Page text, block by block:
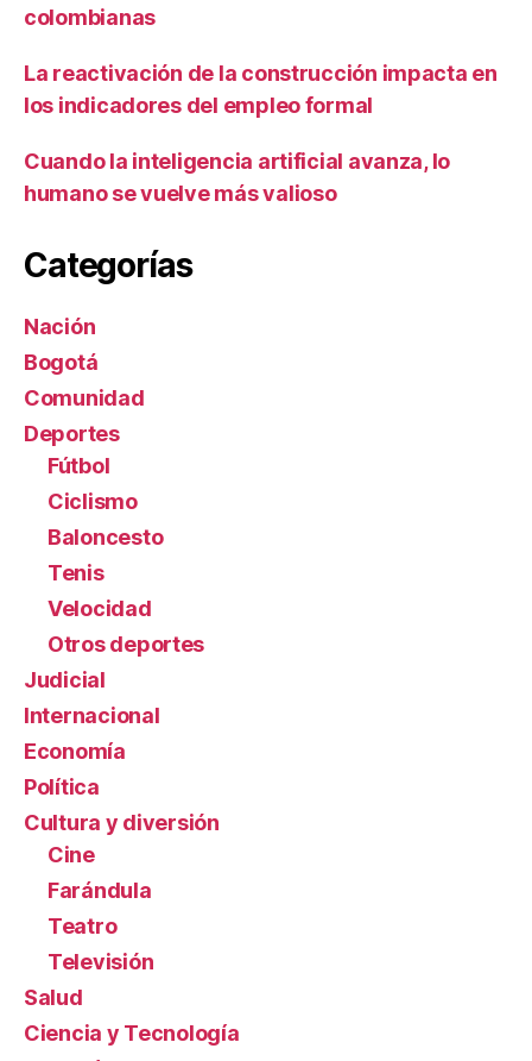
colombianas
La reactivación de la construcción impacta en
los indicadores del empleo formal
Cuando la inteligencia artificial avanza, lo
humano se vuelve más valioso
Categorías
Nación
Bogotá
Comunidad
Deportes
Fútbol
Ciclismo
Baloncesto
Tenis
Velocidad
Otros deportes
Judicial
Internacional
Economía
Política
Cultura y diversión
Cine
Farándula
Teatro
Televisión
Salud
Ciencia y Tecnología